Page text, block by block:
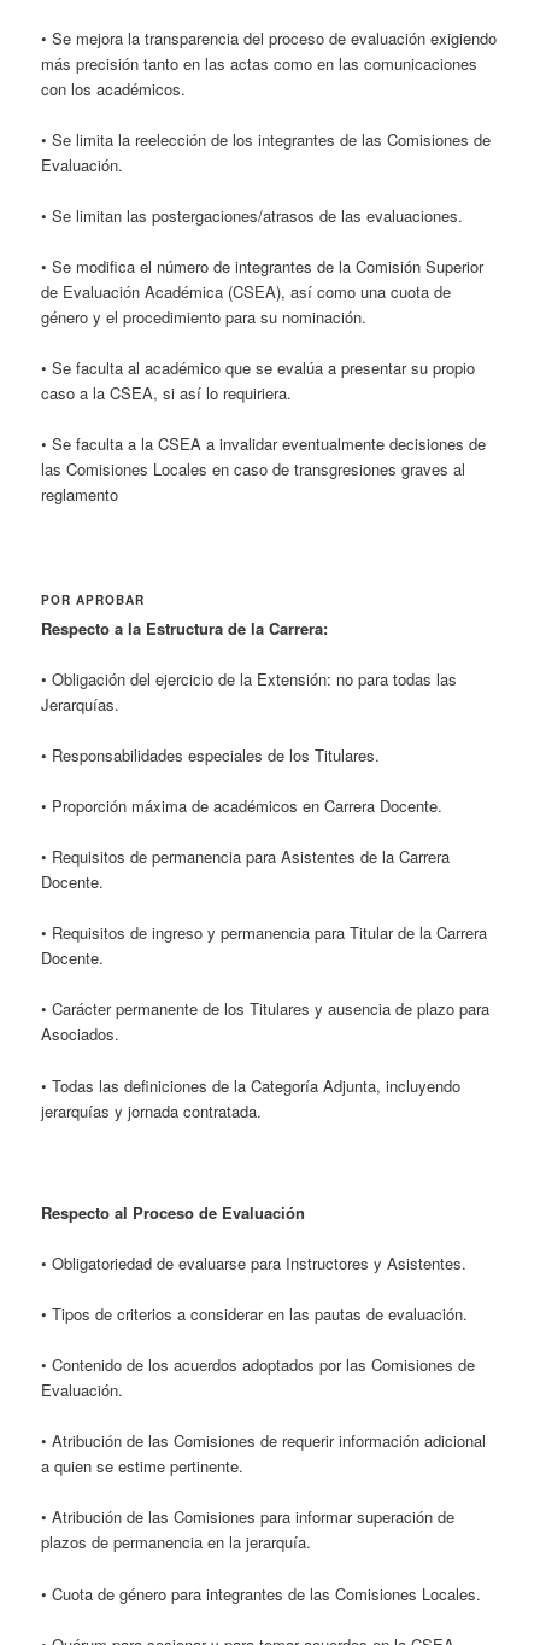
• Se mejora la transparencia del proceso de evaluación exigiendo
más precisión tanto en las actas como en las comunicaciones
con los académicos.
• Se limita la reelección de los integrantes de las Comisiones de
Evaluación.
• Se limitan las postergaciones/atrasos de las evaluaciones.
• Se modifica el número de integrantes de la Comisión Superior
de Evaluación Académica (CSEA), así como una cuota de
género y el procedimiento para su nominación.
• Se faculta al académico que se evalúa a presentar su propio
caso a la CSEA, si así lo requiriera.
• Se faculta a la CSEA a invalidar eventualmente decisiones de
las Comisiones Locales en caso de transgresiones graves al
reglamento
POR APROBAR
Respecto a la Estructura de la Carrera:
• Obligación del ejercicio de la Extensión: no para todas las
Jerarquías.
• Responsabilidades especiales de los Titulares.
• Proporción máxima de académicos en Carrera Docente.
• Requisitos de permanencia para Asistentes de la Carrera
Docente.
• Requisitos de ingreso y permanencia para Titular de la Carrera
Docente.
• Carácter permanente de los Titulares y ausencia de plazo para
Asociados.
• Todas las definiciones de la Categoría Adjunta, incluyendo
jerarquías y jornada contratada.
Respecto al Proceso de Evaluación
• Obligatoriedad de evaluarse para Instructores y Asistentes.
• Tipos de criterios a considerar en las pautas de evaluación.
• Contenido de los acuerdos adoptados por las Comisiones de
Evaluación.
• Atribución de las Comisiones de requerir información adicional
a quien se estime pertinente.
• Atribución de las Comisiones para informar superación de
plazos de permanencia en la jerarquía.
• Cuota de género para integrantes de las Comisiones Locales.